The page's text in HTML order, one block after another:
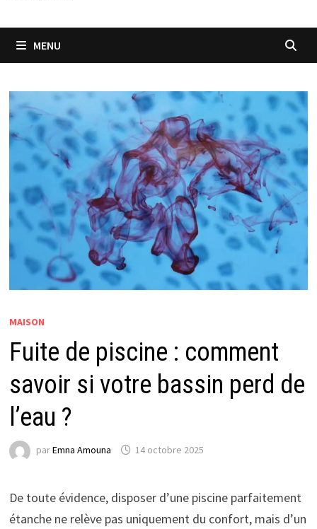
MENU
MAISON
Fuite de piscine : comment
savoir si votre bassin perd de
l’eau ?
parEmna Amouna 14 octobre 2025
De toute évidence, disposer d’une piscine parfaitement
étanche ne relève pas uniquement du confort, mais d’un